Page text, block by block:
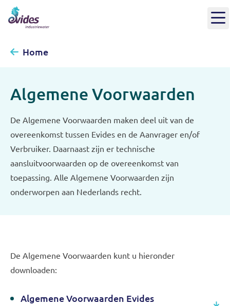
Home
Algemene Voorwaarden
De Algemene Voorwaarden maken deel uit van de
overeenkomst tussen Evides en de Aanvrager en/of
Verbruiker. Daarnaast zijn er technische
aansluitvoorwaarden op de overeenkomst van
toepassing. Alle Algemene Voorwaarden zijn
onderworpen aan Nederlands recht.
De Algemene Voorwaarden kunt u hieronder
downloaden:
Algemene Voorwaarden Evides